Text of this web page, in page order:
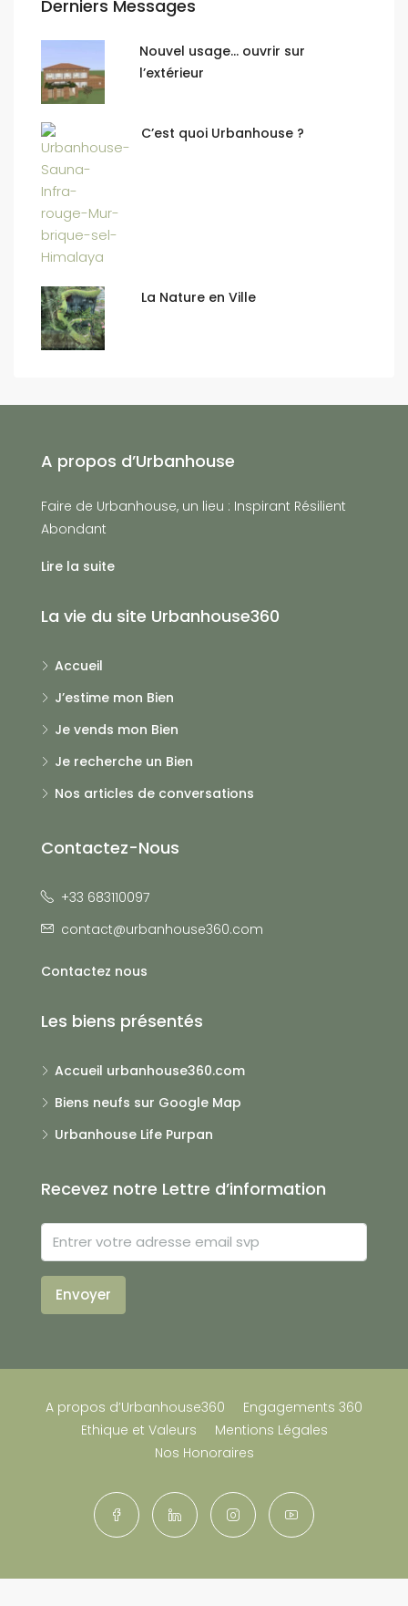
Derniers Messages
Nouvel usage… ouvrir sur
l’extérieur
C’est quoi Urbanhouse ?
La Nature en Ville
A propos d’Urbanhouse
Faire de Urbanhouse, un lieu : Inspirant Résilient
Abondant
Lire la suite
La vie du site Urbanhouse360
Accueil
J’estime mon Bien
Je vends mon Bien
Je recherche un Bien
Nos articles de conversations
Contactez-Nous
+33 683110097
contact@urbanhouse360.com
Contactez nous
Les biens présentés
Accueil urbanhouse360.com
Biens neufs sur Google Map
Urbanhouse Life Purpan
Recevez notre Lettre d’information
Envoyer
A propos d’Urbanhouse360
Engagements 360
Ethique et Valeurs
Mentions Légales
Nos Honoraires
© Urbanhouse360 Janvier 2026 Tous droits réservés